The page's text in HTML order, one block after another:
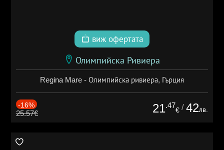
виж офертата
Олимпийска Ривиера
Regina Mare - Олимпийска ривиера, Гърция
-16%
25.57€ 21.47
€ / 42лв.